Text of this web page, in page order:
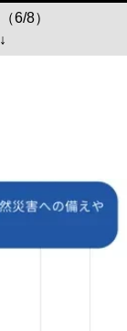
6/8）